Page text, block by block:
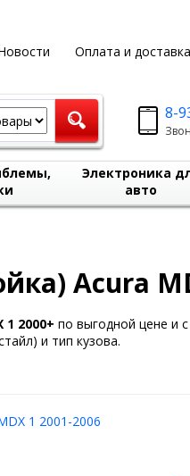
Оплата и доставка
8-
Электроника
авто
Acura
2000+ по выгодной цене и
и тип кузова.
1 2001-2006